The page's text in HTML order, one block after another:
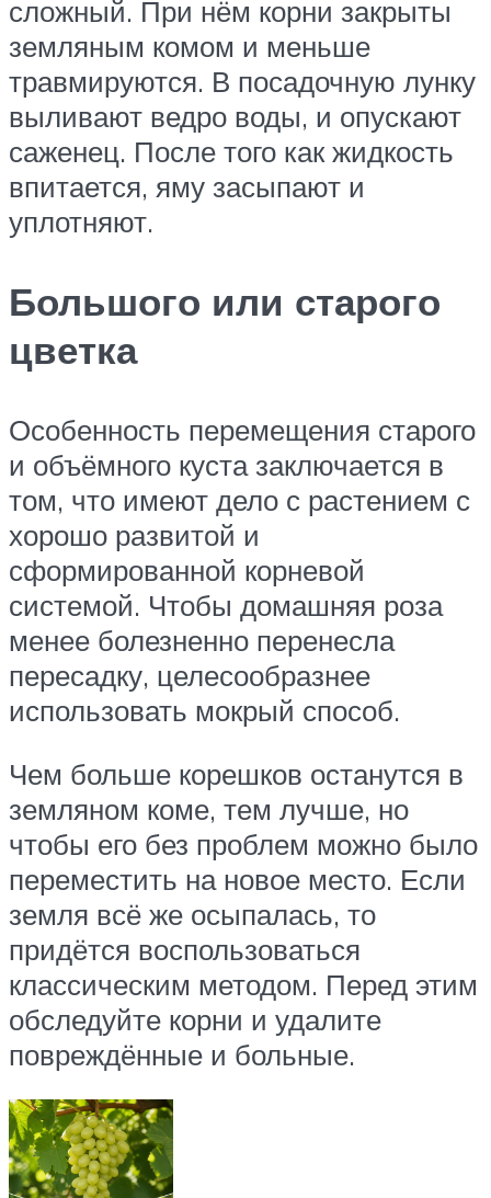
сложный. При нём корни закрыты
земляным комом и меньше
травмируются. В посадочную лунку
выливают ведро воды, и опускают
саженец. После того как жидкость
впитается, яму засыпают и
уплотняют.
Большого или старого
цветка
Особенность перемещения старого
и объёмного куста заключается в
том, что имеют дело с растением с
хорошо развитой и
сформированной корневой
системой. Чтобы домашняя роза
менее болезненно перенесла
пересадку, целесообразнее
использовать мокрый способ.
Чем больше корешков останутся в
земляном коме, тем лучше, но
чтобы его без проблем можно было
переместить на новое место. Если
земля всё же осыпалась, то
придётся воспользоваться
классическим методом. Перед этим
обследуйте корни и удалите
повреждённые и больные.